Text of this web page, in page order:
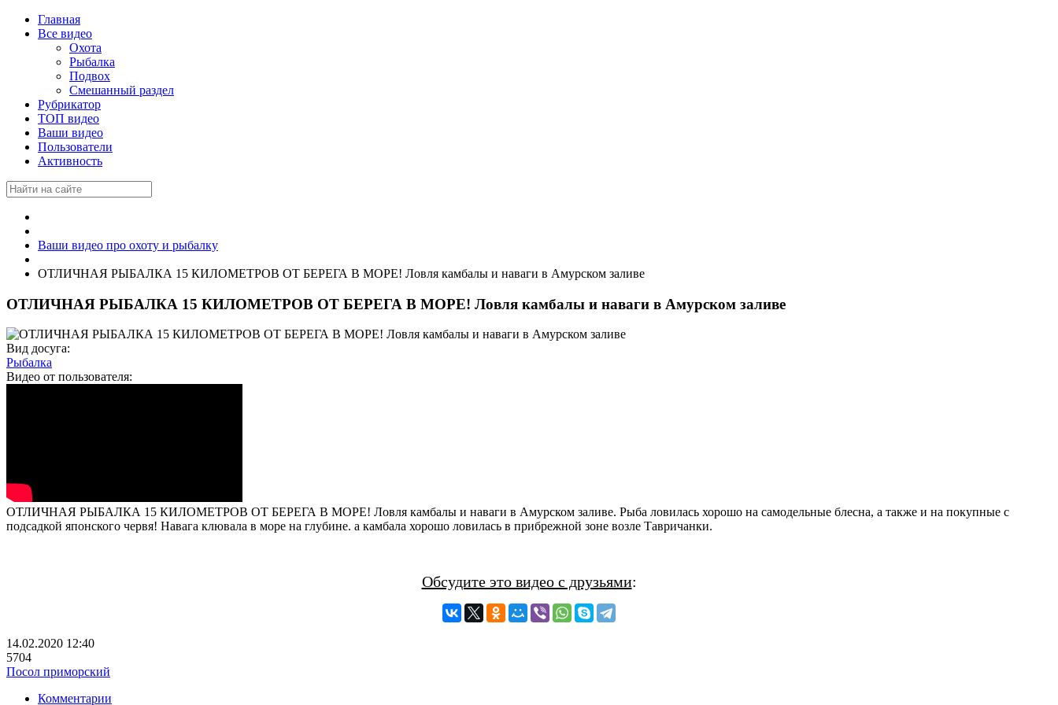
Главная
Все видео
Охота
Рыбалка
Подвох
Смешанный раздел
Рубрикатор
ТОП видео
Ваши видео
Пользователи
Активность
Ваши видео про охоту и рыбалку
ОТЛИЧНАЯ РЫБАЛКА 15 КИЛОМЕТРОВ ОТ БЕРЕГА В МОРЕ! Ловля камбалы и наваги в Амурском заливе
ОТЛИЧНАЯ РЫБАЛКА 15 КИЛОМЕТРОВ ОТ БЕРЕГА В МОРЕ! Ловля камбалы и наваги в Амурском заливе
Вид досуга:
Рыбалка
Видео от пользователя:
ОТЛИЧНАЯ РЫБАЛКА 15 КИЛОМЕТРОВ ОТ БЕРЕГА В МОРЕ! Ловля камбалы и наваги в Амурском заливе. Рыба ловилась хорошо на самодельные блесна, а также и на покупные с
подсадкой японского червя! Навага клювала в море на глубине. а камбала хорошо ловилась в прибрежной зоне возле Тавричанки.
Обсудите это видео с друзьями:
14.02.2020 12:40
5704
Посол приморский
Комментарии